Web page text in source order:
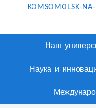
KOMSOMOLSK-
Наш
Наука и